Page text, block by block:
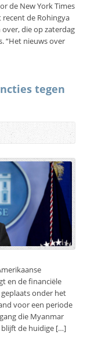
de New York Times
de Rohingya
die op zaterdag
“Het nieuws over
tegen
en de financiële
onder het
voor een periode
die Myanmar
de huidige […]